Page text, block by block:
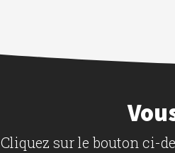
Cliquez sur le bouton ci-